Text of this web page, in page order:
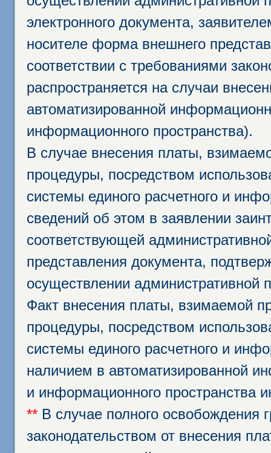
электронного документа,
носителе форма внешнего
соответствии с требованиями
распространяется на случаи
автоматизированной
информационного пространства).
В случае внесения платы,
процедуры, посредством
системы единого расчетного и
сведений об этом в заявлении
соответствующей
представления документа,
осуществлении административной
Факт внесения платы, взимаемой
процедуры, посредством
системы единого расчетного и
наличием в автоматизированной
и информационного пространства
** В случае полного освобождения
законодательством от внесения